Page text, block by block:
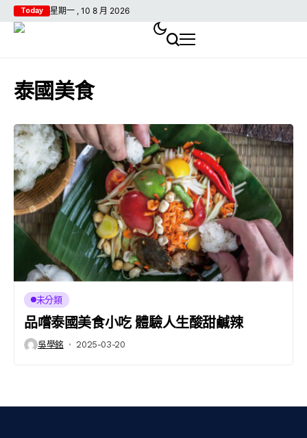
Today 星期一 , 10 8 月 2026
泰國美食
未分類
品嚐泰國美食小吃 體驗人生酸甜鹹辣
吳學銘 2025-03-20